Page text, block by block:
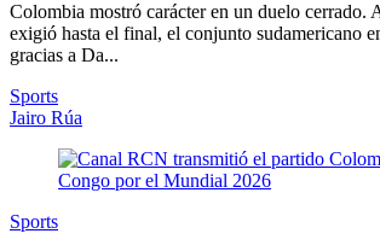
Colombia mostró carácter en un duelo cerrado.
exigió hasta el final, el conjunto sudamericano
gracias a Da...
Sports
Jairo Rúa
Sports